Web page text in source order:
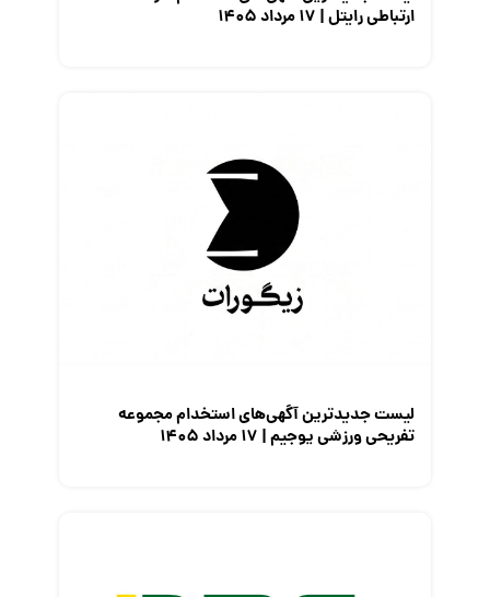
ارتباطی رایتل | ۱۷ مرداد ۱۴۰۵
لیست جدیدترین آگهی‌های استخدام مجموعه
تفریحی ورزشی یوجیم | ۱۷ مرداد ۱۴۰۵